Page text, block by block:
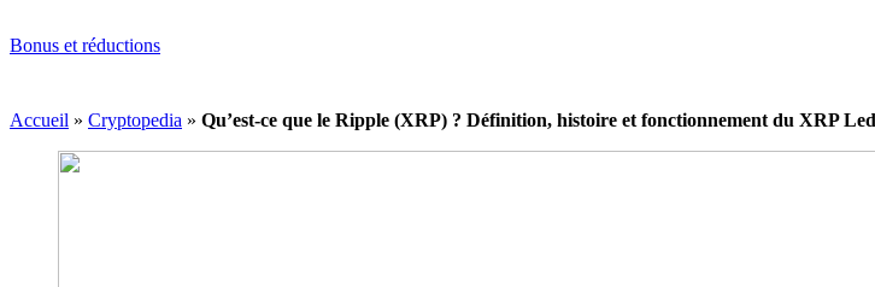
Bonus et réductions
Accueil » Cryptopedia » Qu’est-ce que le Ripple (XRP) ? Définition, histoire et fonctionnement du XRP